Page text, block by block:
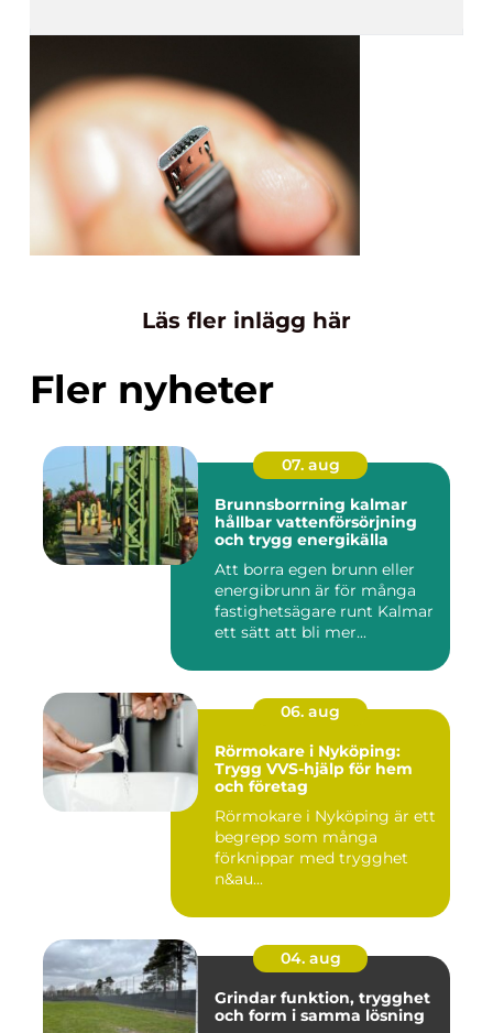
Läs fler inlägg här
Fler nyheter
07. aug
Brunnsborrning kalmar
hållbar vattenförsörjning
och trygg energikälla
Att borra egen brunn eller
energibrunn är för många
fastighetsägare runt Kalmar
ett sätt att bli mer...
06. aug
Rörmokare i Nyköping:
Trygg VVS-hjälp för hem
och företag
Rörmokare i Nyköping är ett
begrepp som många
förknippar med trygghet
n&au...
04. aug
Grindar funktion, trygghet
och form i samma lösning